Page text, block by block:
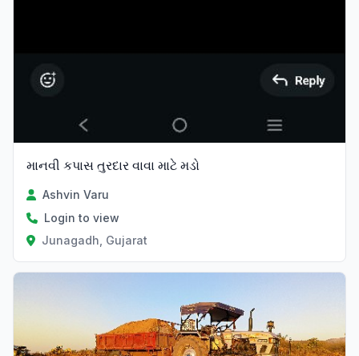
માનવી કપાસ તુરદાર વાવા માટે મડો
Ashvin Varu
Login to view
Junagadh, Gujarat